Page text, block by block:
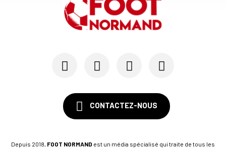
CONTACTEZ-NOUS
Depuis 2018, FOOT NORMAND est un média spécialisé qui traite de tous les